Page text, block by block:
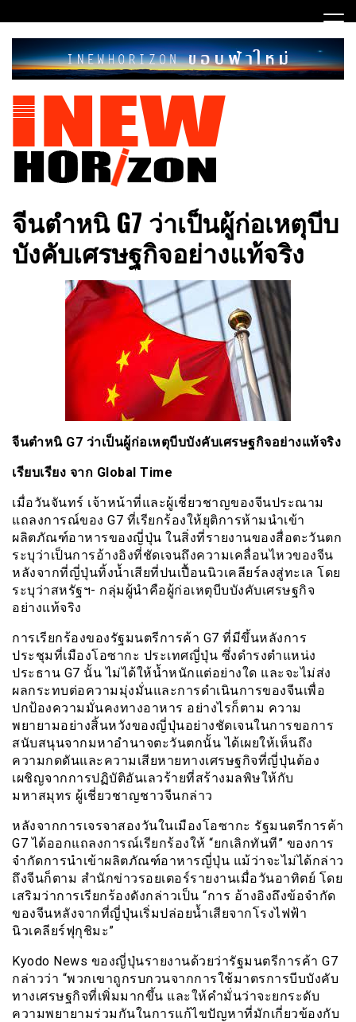
to
content
INEWHORIZON
จีนตำหนิ G7 ว่าเป็นผู้ก่อเหตุบีบ
บังคับเศรษฐกิจอย่างแท้จริง
จีนตำหนิ G7 ว่าเป็นผู้ก่อเหตุบีบบังคับเศรษฐกิจอย่างแท้จริง
เรียบเรียง จาก Global Time
เมื่อวันจันทร์ เจ้าหน้าที่และผู้เชี่ยวชาญของจีนประณาม
แถลงการณ์ของ G7 ที่เรียกร้องให้ยุติการห้ามนำเข้า
ผลิตภัณฑ์อาหารของญี่ปุ่น ในสิ่งที่รายงานของสื่อตะวันตก
ระบุว่าเป็นการอ้างอิงที่ชัดเจนถึงความเคลื่อนไหวของจีน
หลังจากที่ญี่ปุ่นทิ้งน้ำเสียที่ปนเปื้อนนิวเคลียร์ลงสู่ทะเล โดย
ระบุว่าสหรัฐฯ- กลุ่มผู้นำคือผู้ก่อเหตุบีบบังคับเศรษฐกิจ
อย่างแท้จริง
การเรียกร้องของรัฐมนตรีการค้า G7 ที่มีขึ้นหลังการ
ประชุมที่เมืองโอซากะ ประเทศญี่ปุ่น ซึ่งดำรงตำแหน่ง
ประธาน G7 นั้น ไม่ได้ให้น้ำหนักแต่อย่างใด และจะไม่ส่ง
ผลกระทบต่อความมุ่งมั่นและการดำเนินการของจีนเพื่อ
ปกป้องความมั่นคงทางอาหาร อย่างไรก็ตาม ความ
พยายามอย่างสิ้นหวังของญี่ปุ่นอย่างชัดเจนในการขอการ
สนับสนุนจากมหาอำนาจตะวันตกนั้น ได้เผยให้เห็นถึง
ความกดดันและความเสียหายทางเศรษฐกิจที่ญี่ปุ่นต้อง
เผชิญจากการปฏิบัติอันเลวร้ายที่สร้างมลพิษให้กับ
มหาสมุทร ผู้เชี่ยวชาญชาวจีนกล่าว
หลังจากการเจรจาสองวันในเมืองโอซากะ รัฐมนตรีการค้า
G7 ได้ออกแถลงการณ์เรียกร้องให้ “ยกเลิกทันที” ของการ
จำกัดการนำเข้าผลิตภัณฑ์อาหารญี่ปุ่น แม้ว่าจะไม่ได้กล่าว
ถึงจีนก็ตาม สำนักข่าวรอยเตอร์รายงานเมื่อวันอาทิตย์ โดย
เสริมว่าการเรียกร้องดังกล่าวเป็น “การ อ้างอิงถึงข้อจำกัด
ของจีนหลังจากที่ญี่ปุ่นเริ่มปล่อยน้ำเสียจากโรงไฟฟ้า
นิวเคลียร์ฟุกุชิมะ”
Kyodo News ของญี่ปุ่นรายงานด้วยว่ารัฐมนตรีการค้า G7
กล่าวว่า “พวกเขาถูกรบกวนจากการใช้มาตรการบีบบังคับ
ทางเศรษฐกิจที่เพิ่มมากขึ้น และให้คำมั่นว่าจะยกระดับ
ความพยายามร่วมกันในการแก้ไขปัญหาที่มักเกี่ยวข้องกับ